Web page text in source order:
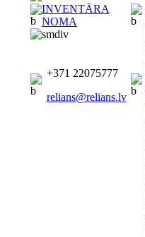
INVENTĀRA
NOMA
+371 22075777
relians@relians.lv